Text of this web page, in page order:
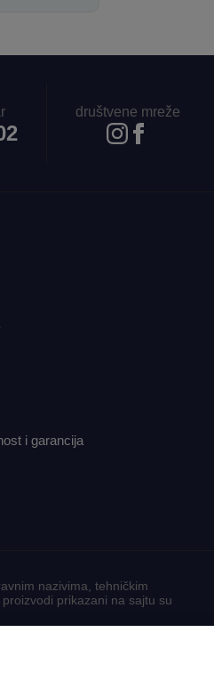
društvene mreže
i garancija
nazivima, tehničkim
prikazani na sajtu su